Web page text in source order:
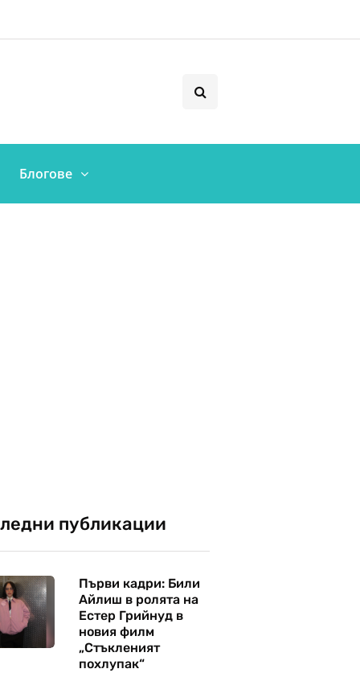
Блогове
публикации
Първи кадри: Били
Айлиш в ролята на
Естер Грийнуд в
новия филм
„Стъкленият
похлупак“